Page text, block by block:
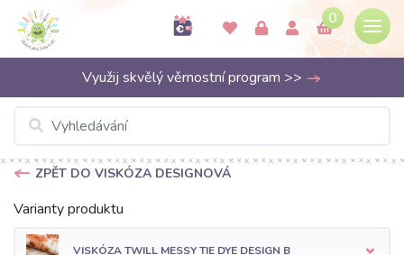
0
Využij skvělý věrnostní program >>
ZPĚT DO VISKÓZA DESIGNOVÁ
Varianty produktu
VISKÓZA TWILL MESSY TIE DYE DESIGN B